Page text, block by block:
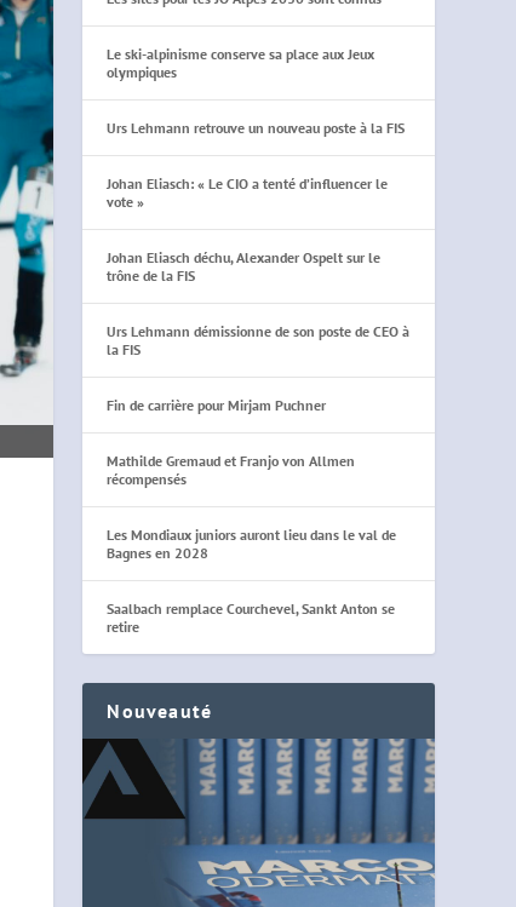
Le ski-alpinisme conserve sa place aux Jeux
olympiques
Urs Lehmann retrouve un nouveau poste à la FIS
Johan Eliasch: « Le CIO a tenté d’influencer le
vote »
Johan Eliasch déchu, Alexander Ospelt sur le
trône de la FIS
Urs Lehmann démissionne de son poste de CEO à
la FIS
Fin de carrière pour Mirjam Puchner
Mathilde Gremaud et Franjo von Allmen
récompensés
Les Mondiaux juniors auront lieu dans le val de
Bagnes en 2028
Saalbach remplace Courchevel, Sankt Anton se
retire
Nouveauté